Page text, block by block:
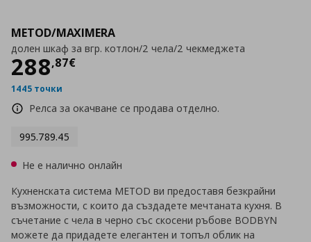
METOD/MAXIMERA
долен шкаф за вгр. котлон/2 чела/2 чекмеджета
288,87€
Цена288,87 €
1445 точки
Релса за окачване се продава отделно.
995.789.45
Не е налично онлайн
Кухненската система METOD ви предоставя безкрайни
възможности, с които да създадете мечтаната кухня. В
съчетание с чела в черно със скосени ръбове BODBYN
можете да придадете елегантен и топъл облик на